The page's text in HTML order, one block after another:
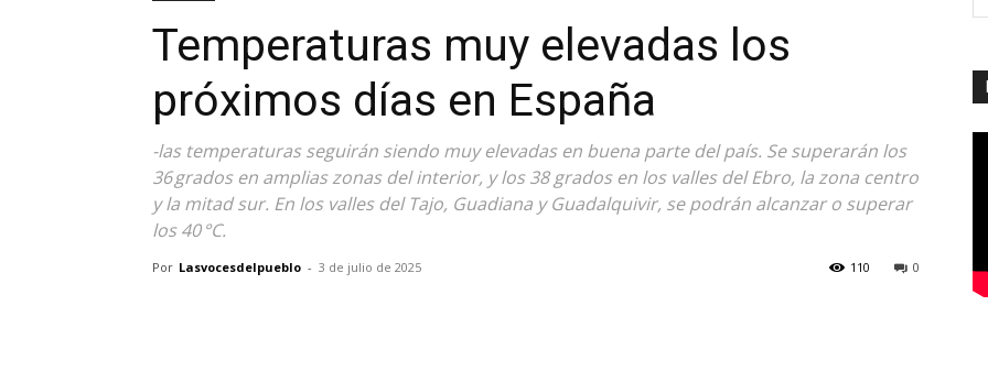
Temperaturas muy elevadas los
próximos días en España
-las temperaturas seguirán siendo muy elevadas en buena parte del país. Se superarán los
36 grados en amplias zonas del interior, y los 38 grados en los valles del Ebro, la zona centro
y la mitad sur. En los valles del Tajo, Guadiana y Guadalquivir, se podrán alcanzar o superar
los 40 °C.
Por Lasvocesdelpueblo - 3 de julio de 2025 0
110